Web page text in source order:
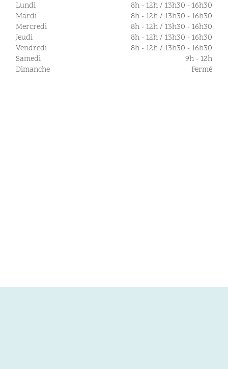
Lundi
8h - 12h / 13h30 - 16h30
Mardi
8h - 12h / 13h30 - 16h30
Mercredi
8h - 12h / 13h30 - 16h30
Jeudi
8h - 12h / 13h30 - 16h30
Vendredi
8h - 12h / 13h30 - 16h30
Samedi
9h - 12h
Dimanche
Fermé